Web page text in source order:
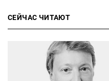
СЕЙЧАС ЧИТАЮТ